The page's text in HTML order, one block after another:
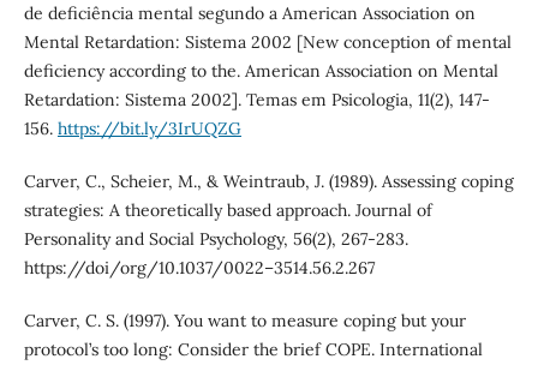
de deficiência mental segundo a American Association on
Mental Retardation: Sistema 2002 [New conception of mental
deficiency according to the. American Association on Mental
Retardation: Sistema 2002]. Temas em Psicologia, 11(2), 147-
156. https://bit.ly/3IrUQZG
Carver, C., Scheier, M., & Weintraub, J. (1989). Assessing coping
strategies: A theoretically based approach. Journal of
Personality and Social Psychology, 56(2), 267-283.
https://doi/org/10.1037/0022–3514.56.2.267
Carver, C. S. (1997). You want to measure coping but your
protocol’s too long: Consider the brief COPE. International